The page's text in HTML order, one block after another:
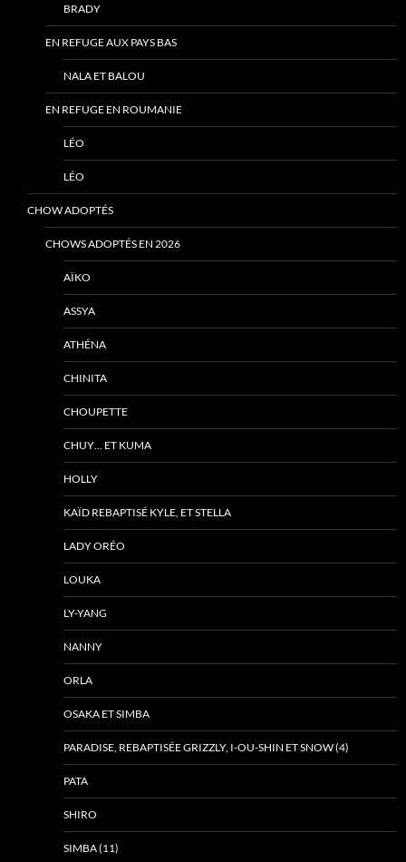
BRADY
EN REFUGE AUX PAYS BAS
NALA ET BALOU
EN REFUGE EN ROUMANIE
LÉO
LÉO
CHOW ADOPTÉS
CHOWS ADOPTÉS EN 2026
AÏKO
ASSYA
ATHÉNA
CHINITA
CHOUPETTE
CHUY… ET KUMA
HOLLY
KAÏD REBAPTISÉ KYLE, ET STELLA
LADY ORÉO
LOUKA
LY-YANG
NANNY
ORLA
OSAKA ET SIMBA
PARADISE, REBAPTISÉE GRIZZLY, I-OU-SHIN ET SNOW (4)
PATA
SHIRO
SIMBA (11)